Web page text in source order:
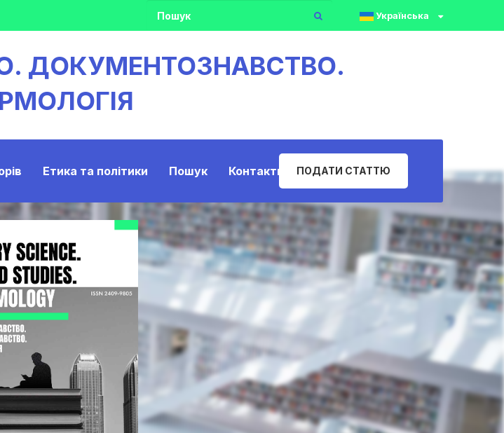
Українська
ДОКУМЕНТОЗНАВСТВО.
Етика та політики Пошук Контакти ПОДАТИ СТАТТЮ